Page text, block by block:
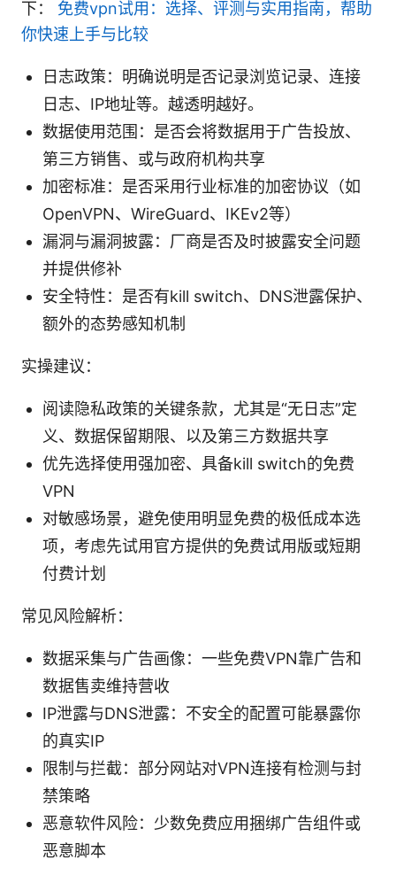
下： 免费vpn试用：选择、评测与实用指南，帮助
你快速上手与比较
日志政策：明确说明是否记录浏览记录、连接
日志、IP地址等。越透明越好。
数据使用范围：是否会将数据用于广告投放、
第三方销售、或与政府机构共享
加密标准：是否采用行业标准的加密协议（如
OpenVPN、WireGuard、IKEv2等）
漏洞与漏洞披露：厂商是否及时披露安全问题
并提供修补
安全特性：是否有kill switch、DNS泄露保护、
额外的态势感知机制
实操建议：
阅读隐私政策的关键条款，尤其是“无日志”定
义、数据保留期限、以及第三方数据共享
优先选择使用强加密、具备kill switch的免费
VPN
对敏感场景，避免使用明显免费的极低成本选
项，考虑先试用官方提供的免费试用版或短期
付费计划
常见风险解析：
数据采集与广告画像：一些免费VPN靠广告和
数据售卖维持营收
IP泄露与DNS泄露：不安全的配置可能暴露你
的真实IP
限制与拦截：部分网站对VPN连接有检测与封
禁策略
恶意软件风险：少数免费应用捆绑广告组件或
恶意脚本